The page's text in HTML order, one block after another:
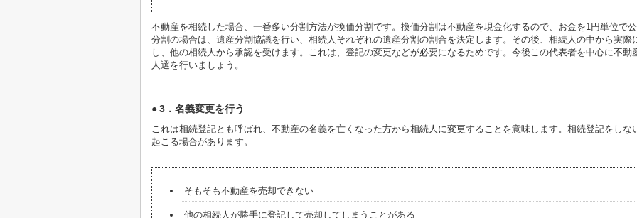
不動産を相続した場合、一番多い分割方法が換価分割です。換価分割は不動産を現金化するので、お金を1円単位で
分割の場合は、遺産分割協議を行い、相続人それぞれの遺産分割の割合を決定します。その後、相続人の中から実
し、他の相続人から承認を受けます。これは、登記の変更などが必要になるためです。今後この代表者を中心に不
人選を行いましょう。
3．名義変更を行う
これは相続登記とも呼ばれ、不動産の名義を亡くなった方から相続人に変更することを意味します。相続登記をし
起こる場合があります。
そもそも不動産を売却できない
他の相続人が勝手に登記して売却してしまうことがある